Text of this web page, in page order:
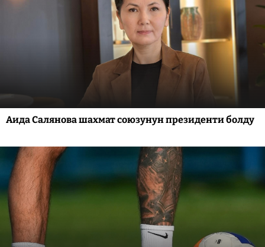
Аида Салянова шахмат союзунун президенти болду